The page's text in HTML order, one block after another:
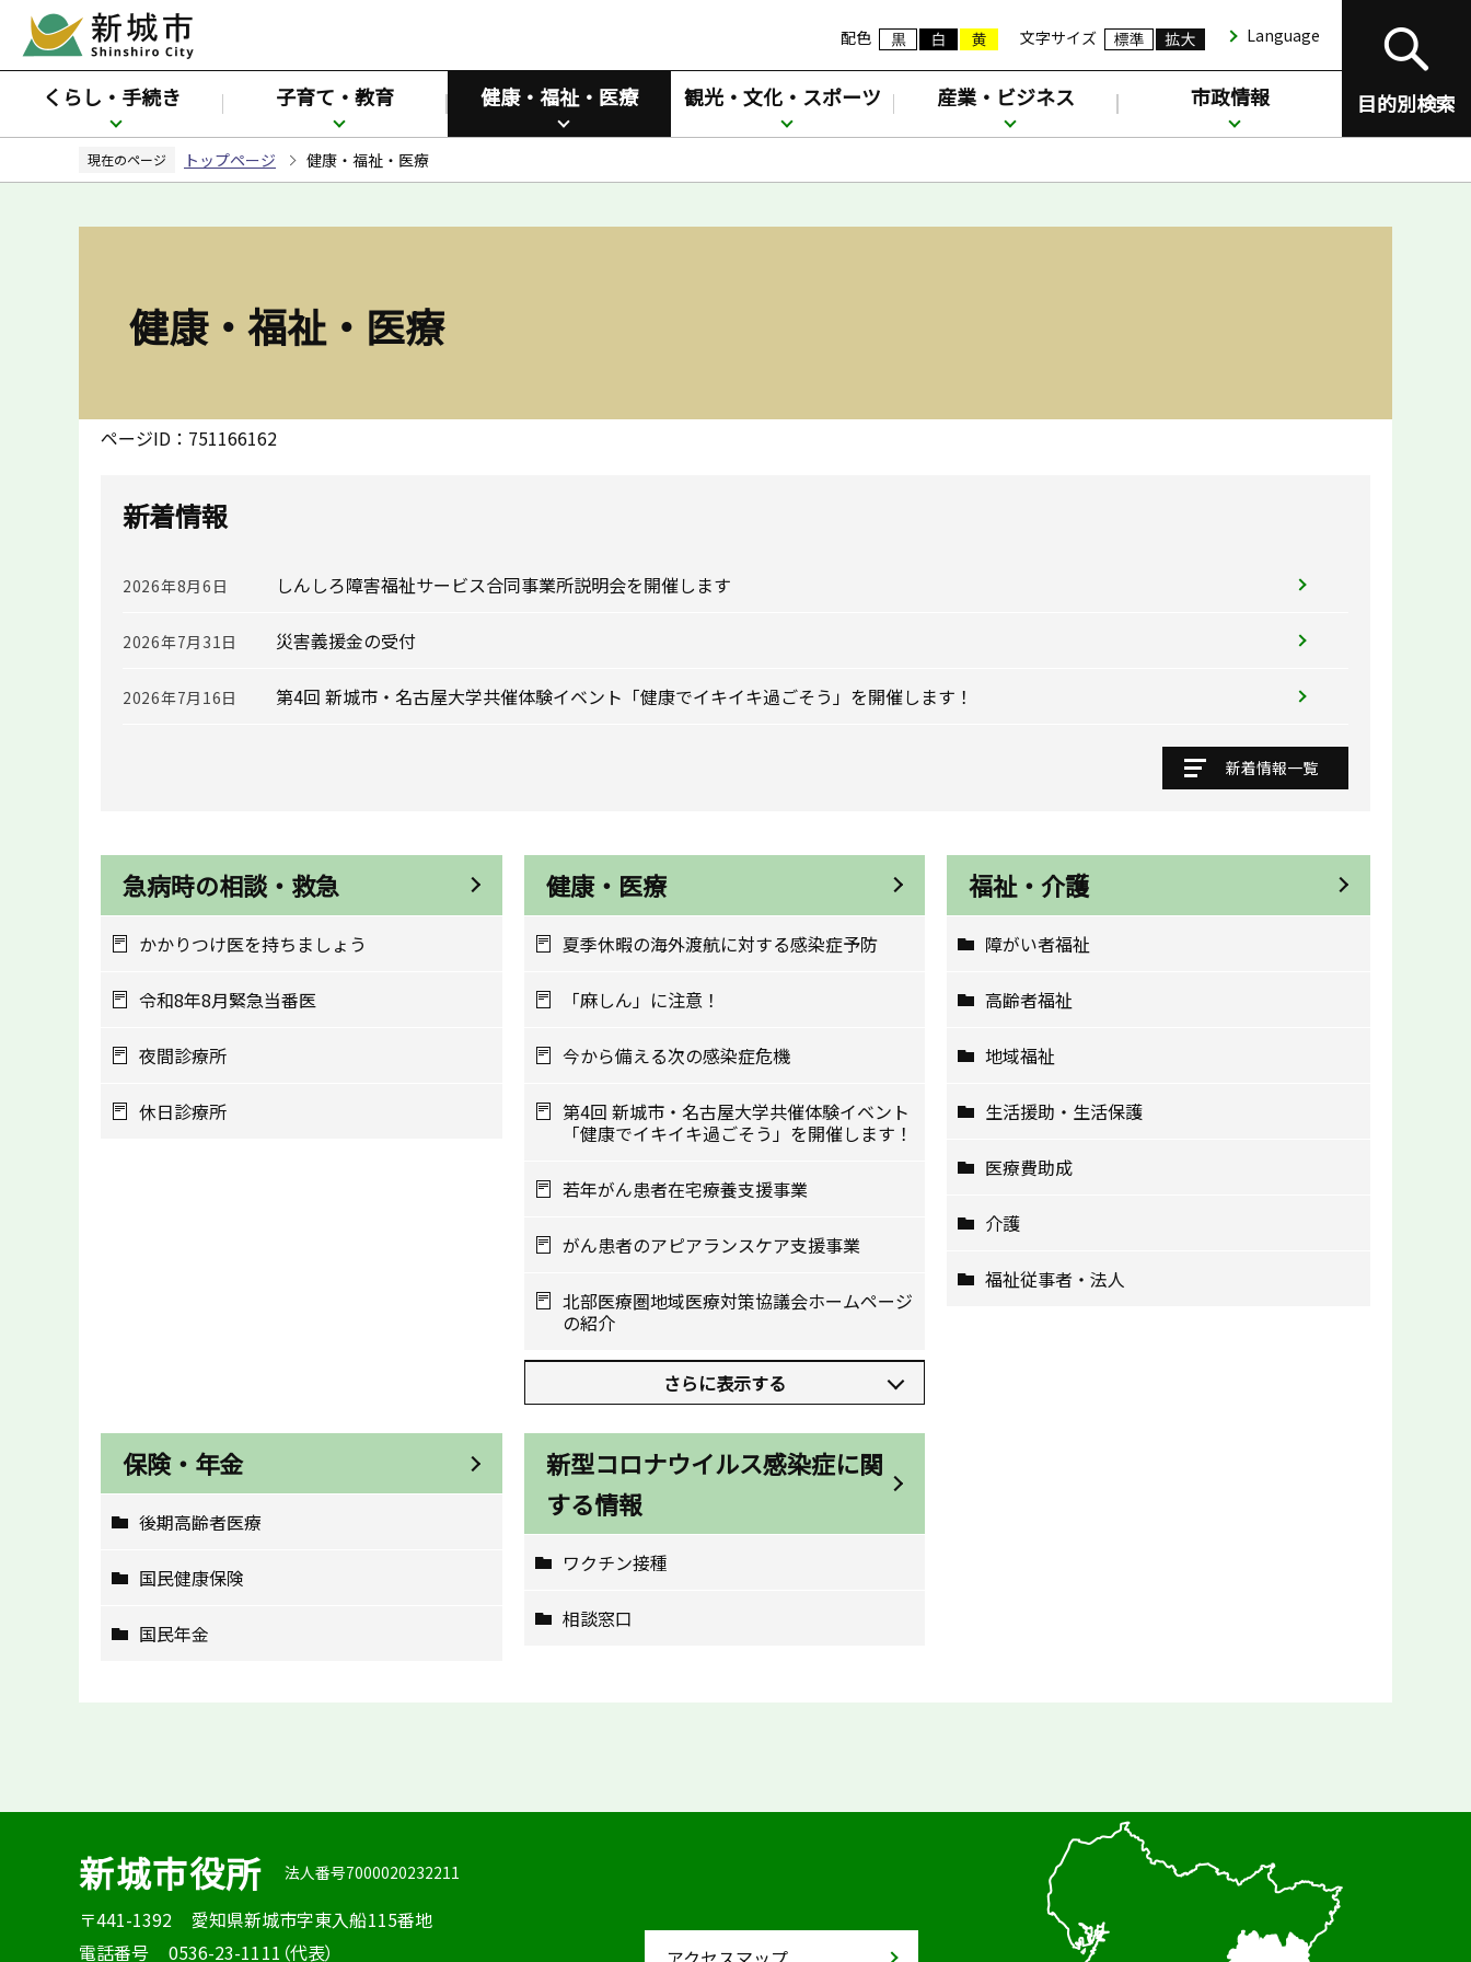
ペ
ジ
先
配色 文字サイズ Language
目的別検索
くらし・手続き 子育て・教育 健康・福祉・医療 観光・文化・スポーツ 産業・ビジネス 市政情報
現在のページ トップページ 健康・福祉・医療
健康・福祉・医療
ページID：751166162
新着情報
2026年8月6日 しんしろ障害福祉サービス合同事業所説明会を開催します
2026年7月31日 災害義援金の受付
2026年7月16日 第4回 新城市・名古屋大学共催体験イベント「健康でイキイキ過ごそう」を開催します！
新着情報一覧
急病時の相談・救急
かかりつけ医を持ちましょう
令和8年8月緊急当番医
夜間診療所
休日診療所
健康・医療
夏季休暇の海外渡航に対する感染症予防
「麻しん」に注意！
今から備える次の感染症危機
第4回 新城市・名古屋大学共催体験イベント
「健康でイキイキ過ごそう」を開催します！
若年がん患者在宅療養支援事業
がん患者のアピアランスケア支援事業
北部医療圏地域医療対策協議会ホームページ
の紹介
さらに表示する
福祉・介護
障がい者福祉
高齢者福祉
地域福祉
生活援助・生活保護
医療費助成
介護
福祉従事者・法人
保険・年金
後期高齢者医療
国民健康保険
国民年金
新型コロナウイルス感染症に関
する情報
ワクチン接種
相談窓口
新城市役所 法人番号7000020232211
〒441-1392
愛知県新城市字東入船115番地
電話番号
0536-23-1111（代表）